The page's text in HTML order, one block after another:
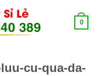
0
cu-qua-da-